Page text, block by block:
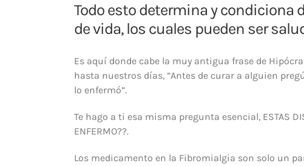
Todo esto determina y
de vida, los cuales pueden ser
Es aquí donde cabe la muy antigua frase de
hasta nuestros días, ”Antes de curar a alguien
lo enfermó”.
Te hago a ti esa misma pregunta esencial, ESTAS
ENFERMO??.
Los medicamento en la Fibromialgia son solo un